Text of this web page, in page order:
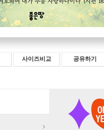
사이즈비교 공유하기